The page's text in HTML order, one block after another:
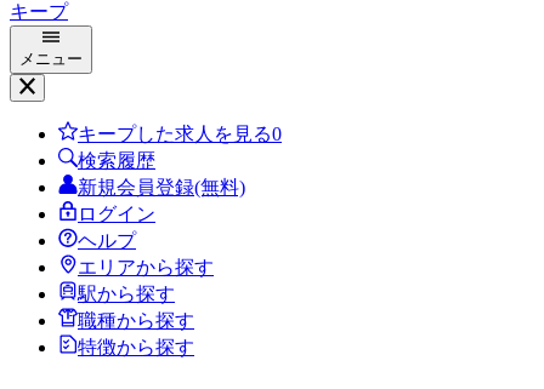
キープ
メニュー
キープした求人を見る0
検索履歴
新規会員登録(無料)
ログイン
ヘルプ
エリアから探す
駅から探す
職種から探す
特徴から探す